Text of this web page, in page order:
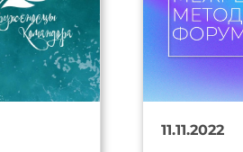
11.11.2022